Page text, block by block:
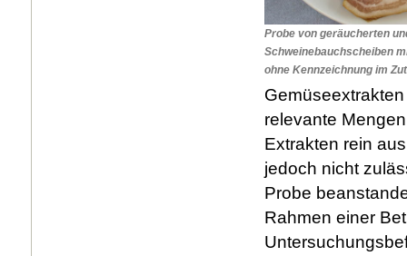
Probe von geräucherten
Schweinebauchscheiben
ohne Kennzeichnung im
relevante
Extrakten rein
jedoch nicht
Probe
Rahmen einer